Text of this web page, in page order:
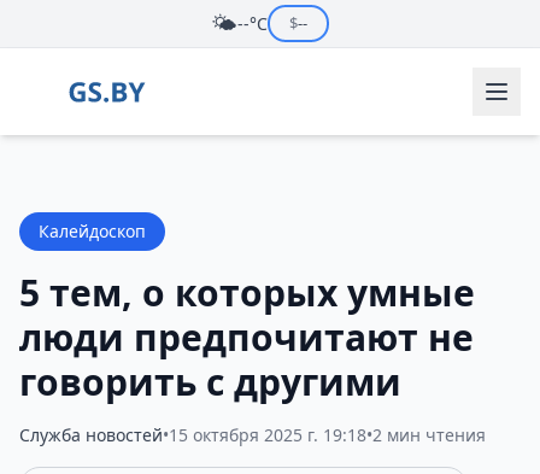
🌤️--°C $--
Калейдоскоп
5 тем, о которых умные
люди предпочитают не
говорить с другими
Служба новостей•15 октября 2025 г. 19:18•2 мин чтения